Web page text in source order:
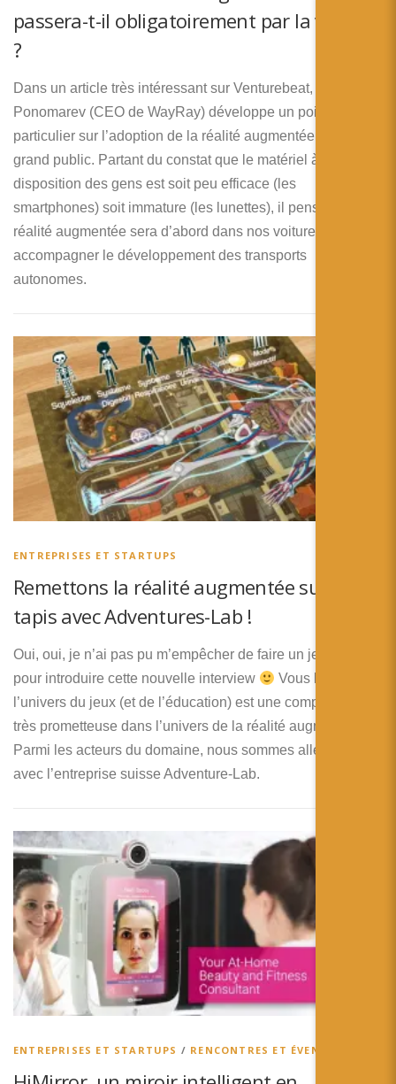
passera-t-il obligatoirement par la voiture
?
Dans un article très intéressant sur Venturebeat, Vitaly
Ponomarev (CEO de WayRay) développe un point de vue
particulier sur l’adoption de la réalité augmentée dans le
grand public. Partant du constat que le matériel à
disposition des gens est soit peu efficace (les
smartphones) soit immature (les lunettes), il pense que la
réalité augmentée sera d’abord dans nos voitures pour
accompagner le développement des transports
autonomes.
ENTREPRISES ET STARTUPS
Remettons la réalité augmentée sur le
tapis avec Adventures-Lab !
Oui, oui, je n’ai pas pu m’empêcher de faire un jeux de mot
pour introduire cette nouvelle interview
Vous le savez,
l’univers du jeux (et de l’éducation) est une composante
très prometteuse dans l’univers de la réalité augmentée.
Parmi les acteurs du domaine, nous sommes allés discuter
avec l’entreprise suisse Adventure-Lab.
ENTREPRISES ET STARTUPS / RENCONTRES ET ÉVENEMENTS